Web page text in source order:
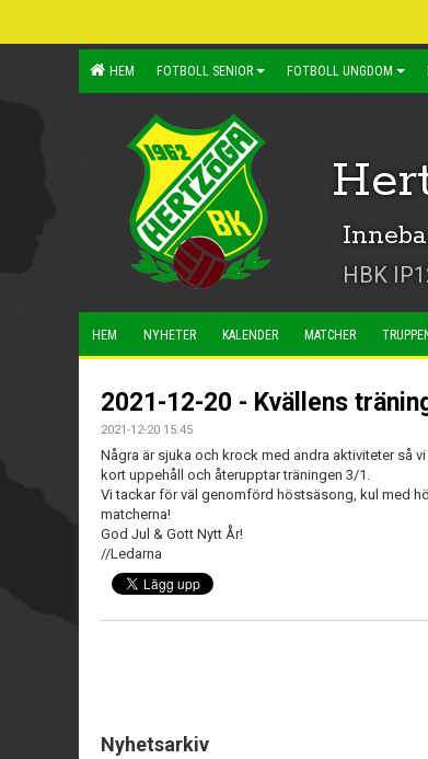
HEM FOTBOLL SENIOR FOTBOLL UNGDOM
HBK
HEM NYHETER KALENDER MATCHER
2021-12-20 - Kvällens
2021-12-20 15:45
Några är sjuka och krock med andra aktiviteter så
kort uppehåll och återupptar träningen 3/1.
Vi tackar för väl genomförd höstsäsong, kul med
matcherna!
God Jul & Gott Nytt År!
//Ledarna
Nyhetsarkiv